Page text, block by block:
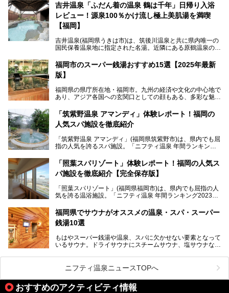
吉井温泉「ふだん着の温泉 鶴は千年」日帰り入浴
レビュー！源泉100％かけ流し極上美肌湯を満喫
【福岡】
吉井温泉(福岡県うきは市)は、筑後川温泉と共に県内唯一の
国民保養温泉地に指定された名湯。近隣にある原鶴温泉の観
す。
「ふだん着の温泉 鶴は千年」は、吉井温泉にある日帰り入
住民や温泉ファンに愛され続けています。今回は筆者自ら日
帰り入浴し、自慢の温泉を中心に詳細レビューします！
福岡市のスーパー銭湯おすすめ15選【2025年最新
版】
福岡県の県庁所在地・福岡市。九州の経済や文化の中心地で
あり、アジア各国への玄関口としての顔もある、多彩な魅力
そんな福岡市は、スーパー銭湯も多種多彩。玄界灘を眺めら
れるリゾート気分満点のスーパー銭湯から、繁華街近くのレ
いスーパー銭湯を一挙ご紹介します。
「筑紫野温泉 アマンディ」体験レポート！福岡の
人気スパ施設を徹底紹介
「筑紫野温泉 アマンディ」(福岡県筑紫野市)は、県内でも屈
指の人気を誇るスパ施設。「ニフティ温泉 年間ランキング2
入浴客で賑わっています。
そこで今回は、ニフティ温泉ライターである筆者が現地訪
ーム・併設するレストランを体験し、それらの全貌を徹底紹
介します！
「照葉スパリゾート」体験レポート！福岡の人気ス
パ施設を徹底紹介【完全保存版】
「照葉スパリゾート」(福岡県福岡市)は、県内でも屈指の人
気を誇る温浴施設。「ニフティ温泉 年間ランキング2023」
常連客で賑わっています。
そこで今回は、ニフティ温泉ライターである筆者が現地体
ューズメント・宿泊施設・グルメ・その他施設まで、多彩な
る全貌と魅力を徹底紹介します！
福岡県でサウナがオススメの温泉・スパ・スーパー
銭湯10選
もはやスーパー銭湯や温泉、スパに欠かせない要素となって
いるサウナ。ドライサウナにスチームサウナ、塩サウナな
ペース、ロウリュウなど、心ゆくまで楽しむためのサービス
が充実した施設も多くみられます。
今回はそんなサウナにこだわった、福岡県内のオススメ温
泉・銭湯・スパを10件紹介したいと思います！
ニフティ温泉ニュースTOPへ
おすすめのアクティビティ情報